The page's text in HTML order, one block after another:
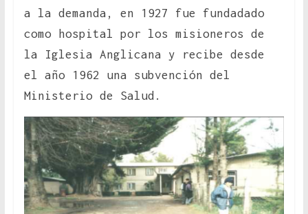
a la demanda, en 1927 fue fundadado
como hospital por los misioneros de
la Iglesia Anglicana y recibe desde
el año 1962 una subvención del
Ministerio de Salud.